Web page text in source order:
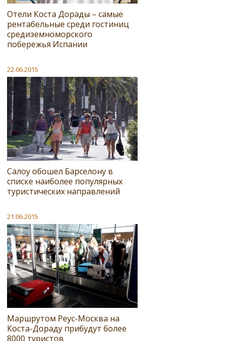
Отели Коста Дорады – самые
рентабельные среди гостиниц
средиземноморского
побережья Испании
22.06.2015
Салоу обошел Барселону в
списке наиболее популярных
туристических направлений
21.06.2015
Маршрутом Реус-Москва на
Коста-Дораду прибудут более
8000 туристов